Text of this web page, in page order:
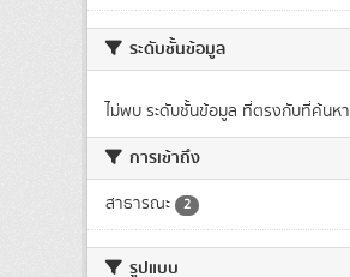
ระดับชั้นข้อมูล
ไม่พบ ระดับชั้นข้อมูล ที่ตรงกับที่ค้นหา
การเข้าถึง
สาธารณะ 2
รูปแบบ